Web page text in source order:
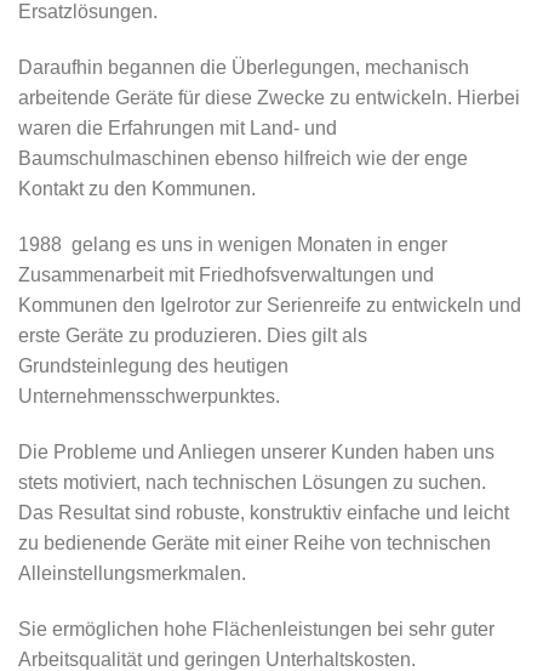
Ersatzlösungen.
Daraufhin begannen die Überlegungen, mechanisch
arbeitende Geräte für diese Zwecke zu entwickeln. Hierbei
waren die Erfahrungen mit Land- und
Baumschulmaschinen ebenso hilfreich wie der enge
Kontakt zu den Kommunen.
1988 gelang es uns in wenigen Monaten in enger
Zusammenarbeit mit Friedhofsverwaltungen und
Kommunen den Igelrotor zur Serienreife zu entwickeln und
erste Geräte zu produzieren. Dies gilt als
Grundsteinlegung des heutigen
Unternehmensschwerpunktes.
Die Probleme und Anliegen unserer Kunden haben uns
stets motiviert, nach technischen Lösungen zu suchen.
Das Resultat sind robuste, konstruktiv einfache und leicht
zu bedienende Geräte mit einer Reihe von technischen
Alleinstellungsmerkmalen.
Sie ermöglichen hohe Flächenleistungen bei sehr guter
Arbeitsqualität und geringen Unterhaltskosten.